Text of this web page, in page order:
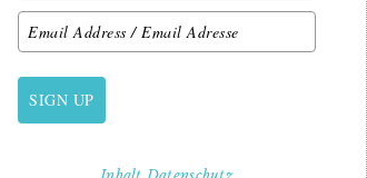
DATENSCHUTZ
SIGN UP